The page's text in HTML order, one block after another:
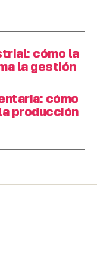
cómo la
la gestión
cómo
producción